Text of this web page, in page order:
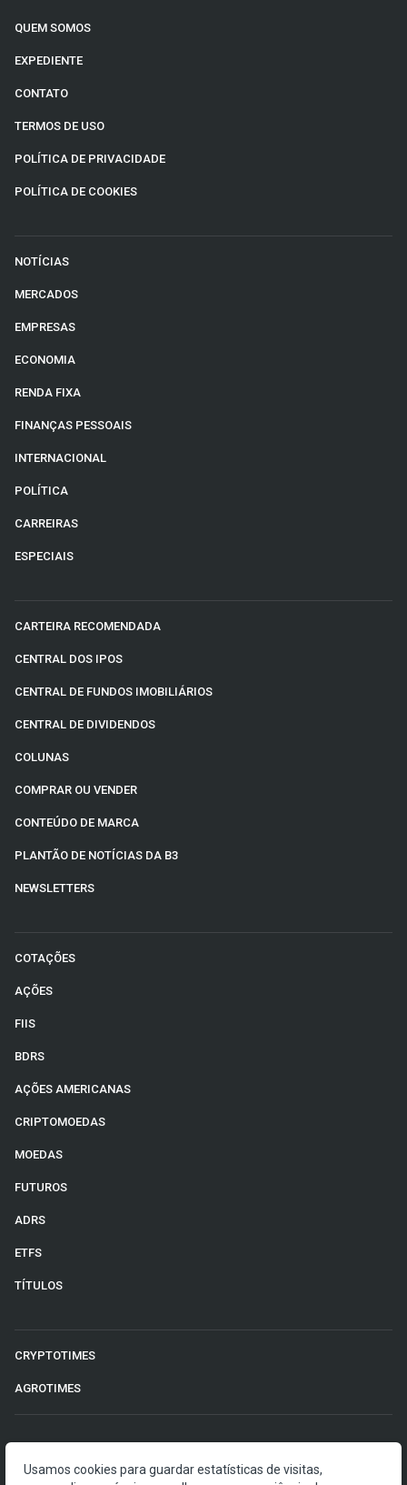
QUEM SOMOS
EXPEDIENTE
CONTATO
TERMOS DE USO
POLÍTICA DE PRIVACIDADE
POLÍTICA DE COOKIES
NOTÍCIAS
MERCADOS
EMPRESAS
ECONOMIA
RENDA FIXA
FINANÇAS PESSOAIS
INTERNACIONAL
POLÍTICA
CARREIRAS
ESPECIAIS
CARTEIRA RECOMENDADA
CENTRAL DOS IPOS
CENTRAL DE FUNDOS IMOBILIÁRIOS
CENTRAL DE DIVIDENDOS
COLUNAS
COMPRAR OU VENDER
CONTEÚDO DE MARCA
PLANTÃO DE NOTÍCIAS DA B3
NEWSLETTERS
COTAÇÕES
AÇÕES
FIIS
BDRS
AÇÕES AMERICANAS
CRIPTOMOEDAS
MOEDAS
FUTUROS
ADRS
ETFS
TÍTULOS
CRYPTOTIMES
AGROTIMES
Usamos cookies para guardar estatísticas de visitas,